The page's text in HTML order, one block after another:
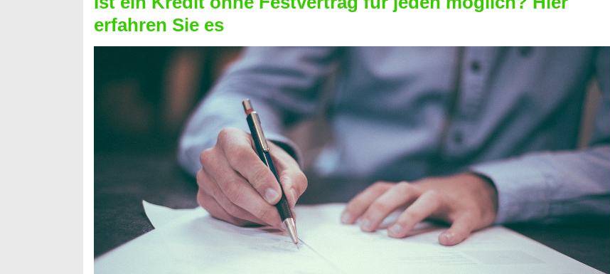
Prepaid
ist
nicht
erfahren Sie es